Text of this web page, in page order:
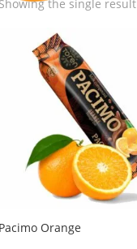
Showing the single result
Pacimo Orange